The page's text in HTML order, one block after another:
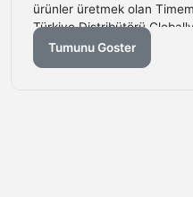
ürünler üretmek olan
Türkiye Distribütörü
girmiştir.
Tumunu Goster